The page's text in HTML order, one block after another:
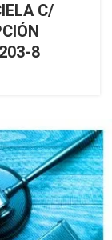
C/
8